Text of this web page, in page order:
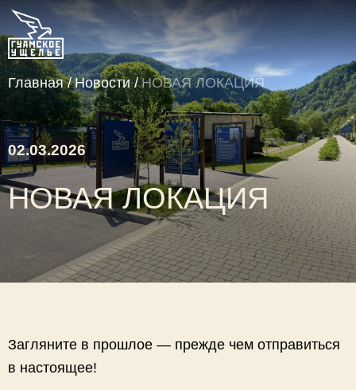
Главная Новости НОВАЯ ЛОКАЦИЯ
02.03.2026
НОВАЯ ЛОКАЦИЯ
Загляните в прошлое — прежде чем отправиться
в настоящее!